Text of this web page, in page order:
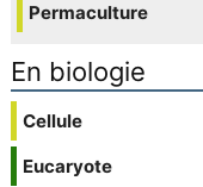
Permaculture
En biologie
Cellule
Eucaryote